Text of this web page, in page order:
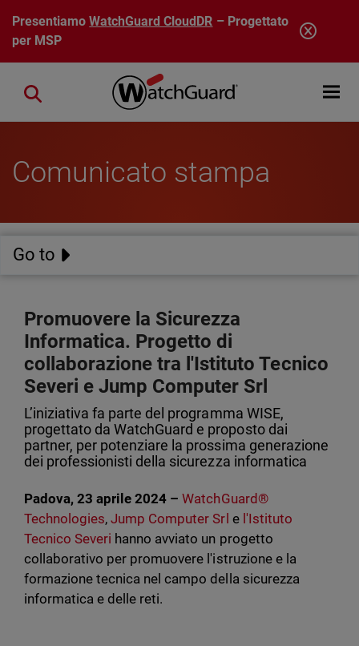
Salta al contenuto principale
PresentiamoWatchGuard CloudDR – Progettato
per MSP
Open
Close search
Comunicato stampa
Go to
Promuovere la Sicurezza
Informatica. Progetto di
collaborazione tra l'Istituto Tecnico
Severi e Jump Computer Srl
L’iniziativa fa parte del programma WISE,
progettato da WatchGuard e proposto dai
partner, per potenziare la prossima generazione
dei professionisti della sicurezza informatica
Padova, 23 aprile 2024 – WatchGuard®
Technologies,Jump Computer Srl e l'Istituto
Tecnico Severi hanno avviato un progetto
collaborativo per promuovere l'istruzione e la
formazione tecnica nel campo della sicurezza
informatica e delle reti.